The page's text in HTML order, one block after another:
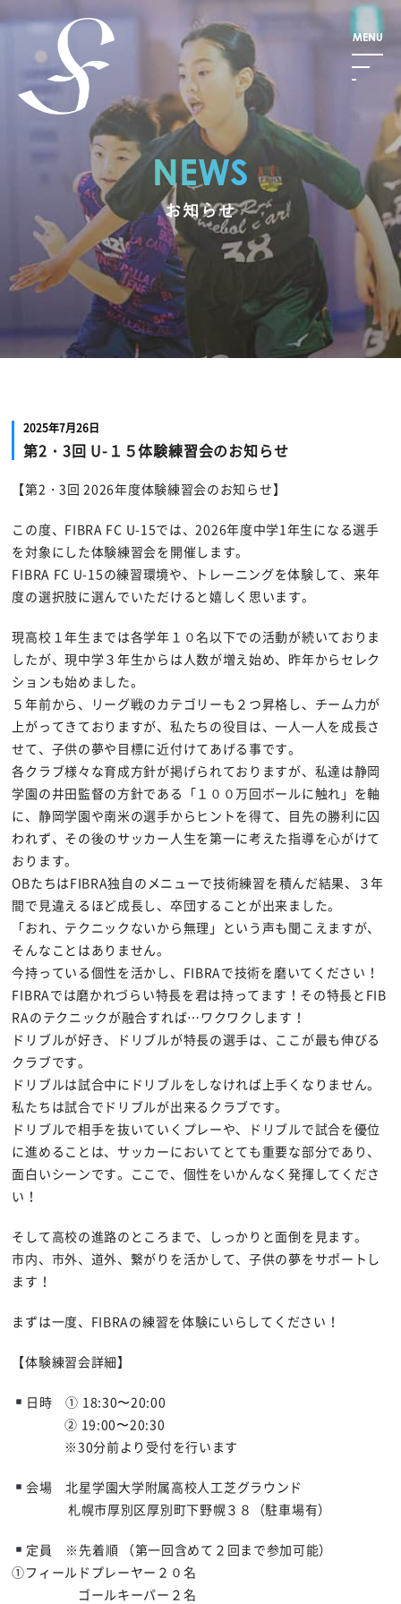
NEWS
お知らせ
2025年7月26日
第2・3回 U-１５体験練習会のお知らせ
【第2・3回 2026年度体験練習会のお知らせ】
この度、FIBRA FC U-15では、2026年度中学1年生になる選手
を対象にした体験練習会を開催します。
FIBRA FC U-15の練習環境や、トレーニングを体験して、来年
度の選択肢に選んでいただけると嬉しく思います。
現高校１年生までは各学年１０名以下での活動が続いておりま
したが、現中学３年生からは人数が増え始め、昨年からセレク
ションも始めました。
５年前から、リーグ戦のカテゴリーも２つ昇格し、チーム力が
上がってきておりますが、私たちの役目は、一人一人を成長さ
せて、子供の夢や目標に近付けてあげる事です。
各クラブ様々な育成方針が掲げられておりますが、私達は静岡
学園の井田監督の方針である「１００万回ボールに触れ」を軸
に、静岡学園や南米の選手からヒントを得て、目先の勝利に囚
われず、その後のサッカー人生を第一に考えた指導を心がけて
おります。
OBたちはFIBRA独自のメニューで技術練習を積んだ結果、３年
間で見違えるほど成長し、卒団することが出来ました。
「おれ、テクニックないから無理」という声も聞こえますが、
そんなことはありません。
今持っている個性を活かし、FIBRAで技術を磨いてください！
FIBRAでは磨かれづらい特長を君は持ってます！その特長とFIB
RAのテクニックが融合すれば…ワクワクします！
ドリブルが好き、ドリブルが特長の選手は、ここが最も伸びる
クラブです。
ドリブルは試合中にドリブルをしなければ上手くなりません。
私たちは試合でドリブルが出来るクラブです。
ドリブルで相手を抜いていくプレーや、ドリブルで試合を優位
に進めることは、サッカーにおいてとても重要な部分であり、
面白いシーンです。ここで、個性をいかんなく発揮してくださ
い！
そして高校の進路のところまで、しっかりと面倒を見ます。
市内、市外、道外、繋がりを活かして、子供の夢をサポートし
ます！
まずは一度、FIBRAの練習を体験にいらしてください！
【体験練習会詳細】
日時 ① 18:30〜20:00
② 19:00〜20:30
※30分前より受付を行います
会場 北星学園大学附属高校人工芝グラウンド
札幌市厚別区厚別町下野幌３８（駐車場有）
定員 ※先着順 （第一回含めて２回まで参加可能）
①フィールドプレーヤー２０名
ゴールキーパー２名